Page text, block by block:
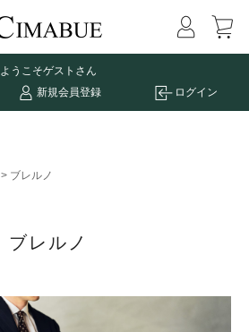
ようこそゲストさん
新規会員登録 ログイン
ブレルノ
ブレルノ